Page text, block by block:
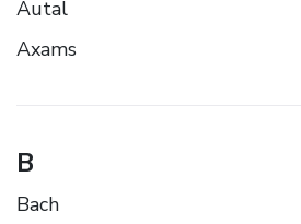
Autal
Axams
B
Bach